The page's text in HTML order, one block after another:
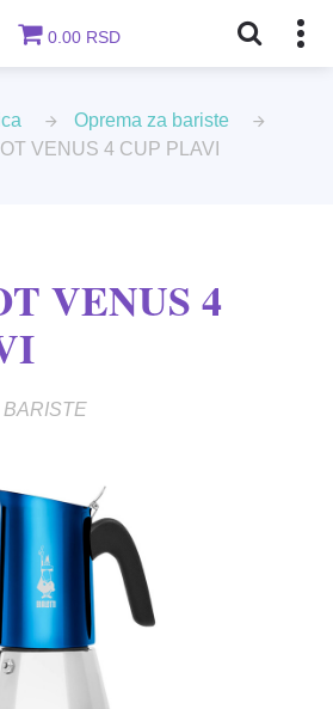
0.00 RSD
Oprema za bariste
VENUS 4 CUP PLAVI
VENUS 4
BARISTE